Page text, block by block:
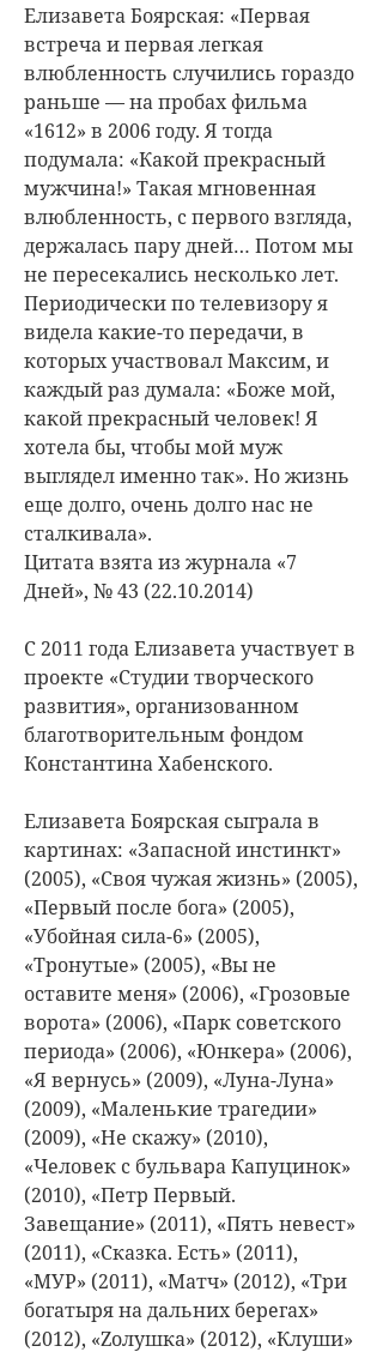
Елизавета Боярская: «Первая
встреча и первая легкая
влюбленность случились гораздо
раньше — на пробах фильма
«1612» в 2006 году. Я тогда
подумала: «Какой прекрасный
мужчина!» Такая мгновенная
влюбленность, с первого взгляда,
держалась пару дней… Потом мы
не пересекались несколько лет.
Периодически по телевизору я
видела какие-то передачи, в
которых участвовал Максим, и
каждый раз думала: «Боже мой,
какой прекрасный человек! Я
хотела бы, чтобы мой муж
выглядел именно так». Но жизнь
еще долго, очень долго нас не
сталкивала».
Цитата взята из журнала «7
Дней», № 43 (22.10.2014)
С 2011 года Елизавета участвует в
проекте «Студии творческого
развития», организованном
благотворительным фондом
Константина Хабенского.
Елизавета Боярская сыграла в
картинах: «Запасной инстинкт»
(2005), «Своя чужая жизнь» (2005),
«Первый после бога» (2005),
«Убойная сила-6» (2005),
«Тронутые» (2005), «Вы не
оставите меня» (2006), «Грозовые
ворота» (2006), «Парк советского
периода» (2006), «Юнкера» (2006),
«Я вернусь» (2009), «Луна-Луна»
(2009), «Маленькие трагедии»
(2009), «Не скажу» (2010),
«Человек с бульвара Капуцинок»
(2010), «Петр Первый.
Завещание» (2011), «Пять невест»
(2011), «Сказка. Есть» (2011),
«МУР» (2011), «Матч» (2012), «Три
богатыря на дальних берегах»
(2012), «Zолушка» (2012), «Клуши»